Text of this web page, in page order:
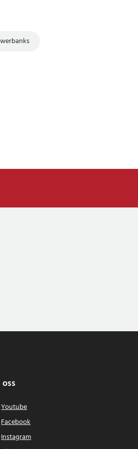
Youtube
Facebook
Instagram